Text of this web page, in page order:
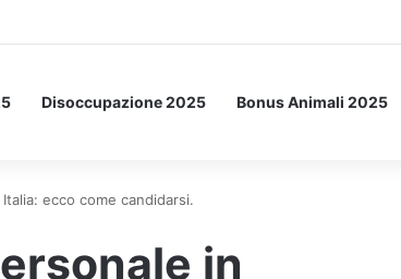
spaziale.
Disoccupazione 2025 Bonus Animali 2025
ecco come candidarsi.
in